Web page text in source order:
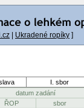
Ukradené ropíky ]
I. sbor
datum zadání
ŘOP
sbor